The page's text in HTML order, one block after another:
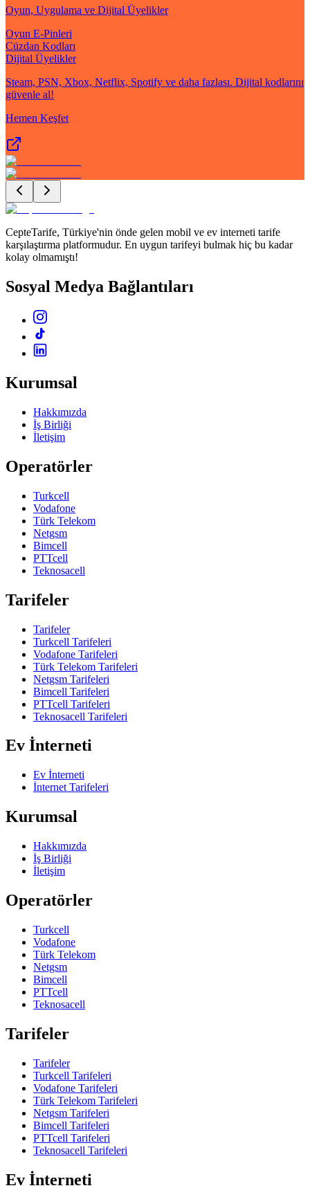
Oyun, Uygulama ve Dijital Üyelikler
Oyun E-Pinleri
Cüzdan Kodları
Dijital Üyelikler
Steam, PSN, Xbox, Netflix, Spotify ve daha fazlası. Dijital kodlarını
güvenle al!
Hemen Keşfet
CepteTarife, Türkiye'nin önde gelen mobil ve ev interneti tarife
karşılaştırma platformudur. En uygun tarifeyi bulmak hiç bu kadar
kolay olmamıştı!
Sosyal Medya Bağlantıları
Kurumsal
Hakkımızda
İş Birliği
İletişim
Operatörler
Turkcell
Vodafone
Türk Telekom
Netgsm
Bimcell
PTTcell
Teknosacell
Tarifeler
Tarifeler
Turkcell Tarifeleri
Vodafone Tarifeleri
Türk Telekom Tarifeleri
Netgsm Tarifeleri
Bimcell Tarifeleri
PTTcell Tarifeleri
Teknosacell Tarifeleri
Ev İnterneti
Ev İnterneti
İnternet Tarifeleri
Kurumsal
Hakkımızda
İş Birliği
İletişim
Operatörler
Turkcell
Vodafone
Türk Telekom
Netgsm
Bimcell
PTTcell
Teknosacell
Tarifeler
Tarifeler
Turkcell Tarifeleri
Vodafone Tarifeleri
Türk Telekom Tarifeleri
Netgsm Tarifeleri
Bimcell Tarifeleri
PTTcell Tarifeleri
Teknosacell Tarifeleri
Ev İnterneti